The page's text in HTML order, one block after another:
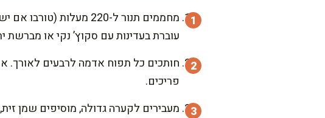
מחממים תנור ל-220
עוברת בעדינות עם סקוץ’ נקי או מברשת
חותכים כל תפוח אדמה לרבעים לאורך.
פריכים.
מעבירים לקערה גדולה, מוסיפים שמן